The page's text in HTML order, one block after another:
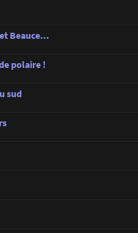
Beauce...
polaire !
sud